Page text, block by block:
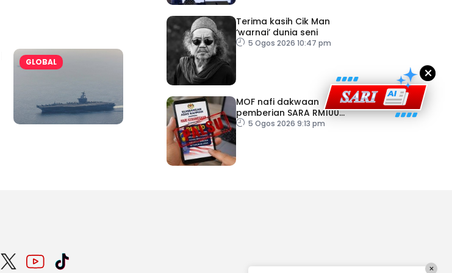
GLOBAL
Terima kasih Cik Man
‘warnai’ dunia seni
5 Ogos 2026 10:47 pm
MOF nafi dakwaan
pemberian SARA RM100
sempena Hari Kebangsaan
5 Ogos 2026 9:13 pm
×
×